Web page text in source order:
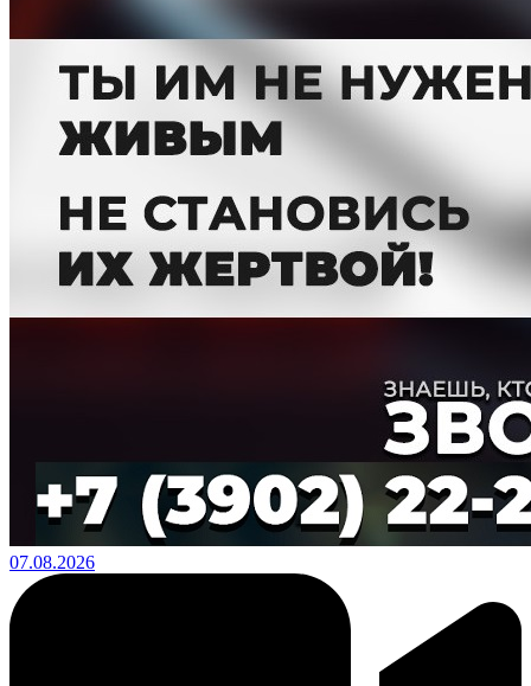
07.08.2026